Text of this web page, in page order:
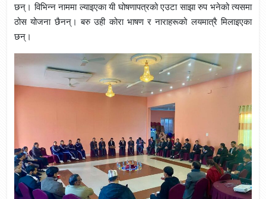
छन्। विभिन्न नाममा ल्याइएका यी घोषणापत्रको एउटा साझा रुप भनेको त्यसमा
ठोस योजना छैनन्। बरु उही कोरा भाषण र नाराहरूको लयमात्रै मिलाइएका
छन्।